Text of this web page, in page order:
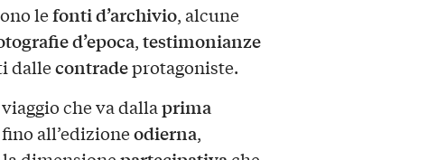
lefonti d’archivio, alcune
d’epoca,testimonianze
dallecontradeprotagoniste.
che va dallaprima
all’edizioneodierna,